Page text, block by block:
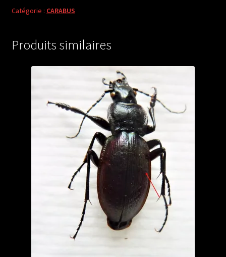
insulicola
from
Catégorie : CARABUS
Produits similaires